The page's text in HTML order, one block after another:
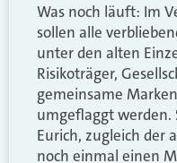
Was noch läuft: Im
sollen alle
unter den alten
Risikoträger,
gemeinsame
umgeflaggt werden.
Eurich, zugleich der
noch einmal einen